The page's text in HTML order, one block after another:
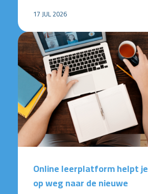
17 JUL 2026
Online leerplatform helpt je
op weg naar de nieuwe